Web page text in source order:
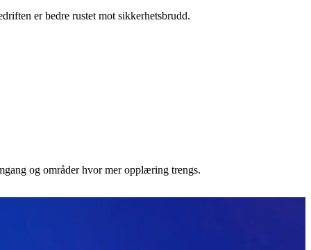
er bedre rustet mot sikkerhetsbrudd.
og områder hvor mer opplæring trengs.